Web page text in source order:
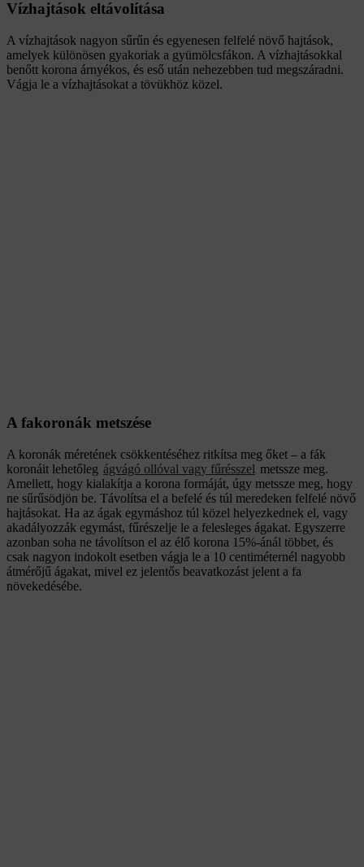
Vízhajtások eltávolítása
A vízhajtások nagyon sűrűn és egyenesen felfelé növő hajtások,
amelyek különösen gyakoriak a gyümölcsfákon. A vízhajtásokkal
benőtt korona árnyékos, és eső után nehezebben tud megszáradni.
Vágja le a vízhajtásokat a tövükhöz közel.
A fakoronák metszése
A koronák méretének csökkentéséhez ritkítsa meg őket – a fák
koronáit lehetőleg ágvágó ollóval vagy fűrésszel metssze meg.
Amellett, hogy kialakítja a korona formáját, úgy metssze meg, hogy
ne sűrűsödjön be. Távolítsa el a befelé és túl meredeken felfelé növő
hajtásokat. Ha az ágak egymáshoz túl közel helyezkednek el, vagy
akadályozzák egymást, fűrészelje le a felesleges ágakat. Egyszerre
azonban soha ne távolítson el az élő korona 15%-ánál többet, és
csak nagyon indokolt esetben vágja le a 10 centiméternél nagyobb
átmérőjű ágakat, mivel ez jelentős beavatkozást jelent a fa
növekedésébe.